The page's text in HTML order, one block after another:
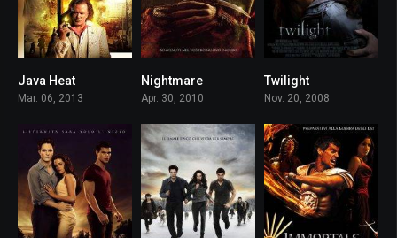
Java Heat
Mar. 06, 2013
Nightmare
Apr. 30, 2010
Twilight
Nov. 20, 2008